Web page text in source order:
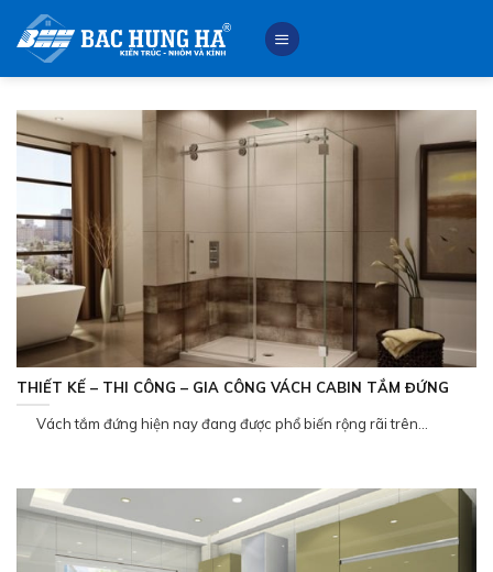
content
THIẾT KẾ – THI CÔNG – GIA CÔNG VÁCH CABIN TẮM ĐỨNG
Vách tắm đứng hiện nay đang được phổ biến rộng rãi trên...